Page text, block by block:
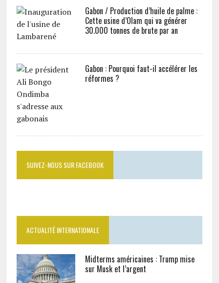
Gabon / Production d’huile de palme :
Cette usine d’Olam qui va générer
30.000 tonnes de brute par an
Gabon : Pourquoi faut-il accélérer les
réformes ?
SUIVEZ-NOUS SUR FACEBOOK
ACTUALITÉ INTERNATIONALE
Midterms américaines : Trump mise
sur Musk et l’argent